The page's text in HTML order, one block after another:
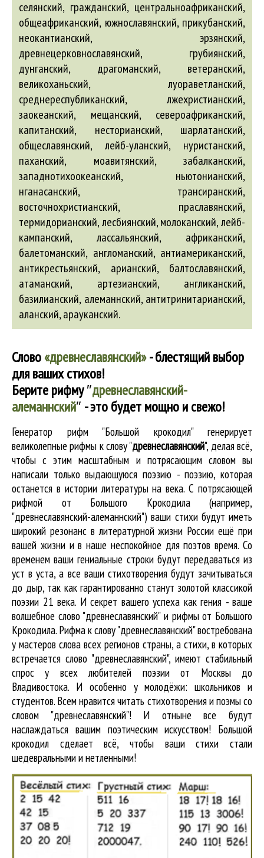
селянский, гражданский, центральноафриканский,
общеафриканский, южнославянский, прикубанский,
неокантианский, эрзянский,
древнецерковнославянский, грубиянский,
дунганский, драгоманский, ветеранский,
великоханьский, луораветланский,
среднереспубликанский, лжехристианский,
заокеанский, мещанский, североафриканский,
капитанский, несторианский, шарлатанский,
общеславянский, лейб-уланский, нуристанский,
паханский, моавитянский, забалканский,
западнотихоокеанский, ньютонианский,
нганасанский, трансиранский,
восточнохристианский, праславянский,
термидорианский, лесбиянский, молоканский, лейб-
кампанский, лассальянский, африканский,
балетоманский, англоманский, антиамериканский,
антикрестьянский, арианский, балтославянский,
атаманский, артезианский, англиканский,
базилианский, алеманнский,антитринитарианский,
аланский,арауканский.
Слово«древнеславянский»- блестящий выбор
для ваших стихов!
Берите рифму″древнеславянский-
алеманнский″ - это будет мощно и свежо!
Генератор рифм "Большой крокодил" генерирует
великолепныерифмы к слову "древнеславянский", делая всё,
чтобы с этим масштабным и потрясающим словом вы
написали только выдающуюся поэзию - поэзию, которая
останется в истории литературы на века. С потрясающей
рифмой от Большого Крокодила (например,
"древнеславянский-алеманнский") ваши стихи будут иметь
широкий резонанс в литературной жизни России ещё при
вашей жизни и в наше неспокойное для поэтов время. Со
временем ваши гениальные строки будут передаваться из
уст в уста, а все ваши стихотворения будут зачитываться
до дыр, так как гарантированно станут золотой классикой
поэзии 21 века. И секрет вашего успеха как гения - ваше
волшебное слово "древнеславянский" и рифмы от Большого
Крокодила. Рифма к слову "древнеславянский" востребована
у мастеров слова всех регионов страны, а стихи, в которых
встречается слово "древнеславянский", имеют стабильный
спрос у всех любителей поэзии от Москвы до
Владивостока. И особенно у молодёжи: школьников и
студентов. Всем нравится читать стихотворения и поэмы со
словом "древнеславянский"! И отныне все будут
наслаждаться вашим поэтическим искусством! Большой
крокодил cделает всё, чтобы ваши стихи стали
шедевральными и нетленными!